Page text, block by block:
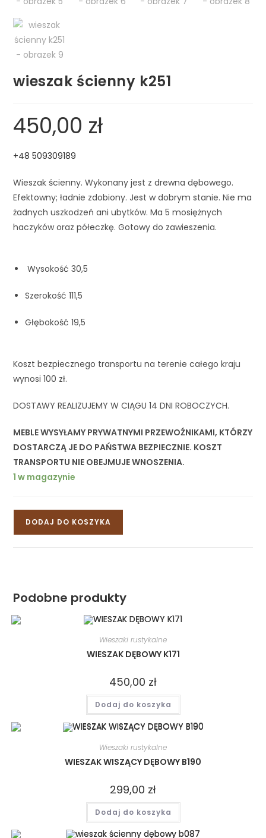
wieszak ścienny k251
450,00 zł
+48 509309189
Wieszak ścienny. Wykonany jest z drewna dębowego.
Efektowny; ładnie zdobiony. Jest w dobrym stanie. Nie ma
żadnych uszkodzeń ani ubytków. Ma 5 mosiężnych
haczyków oraz półeczkę. Gotowy do zawieszenia.
Wysokość 30,5
Szerokość 111,5
Głębokość 19,5
Koszt bezpiecznego transportu na terenie całego kraju
wynosi 100 zł.
DOSTAWY REALIZUJEMY W CIĄGU 14 DNI ROBOCZYCH.
MEBLE WYSYŁAMY PRYWATNYMI PRZEWOŹNIKAMI, KTÓRZY
DOSTARCZĄ JE DO PAŃSTWA BEZPIECZNIE. KOSZT
TRANSPORTU NIE OBEJMUJE WNOSZENIA.
1 w magazynie
DODAJ DO KOSZYKA
Podobne produkty
Wieszaki rustykalne
WIESZAK DĘBOWY K171
450,00 zł
Dodaj do koszyka
Wieszaki rustykalne
WIESZAK WISZĄCY DĘBOWY B190
299,00 zł
Dodaj do koszyka